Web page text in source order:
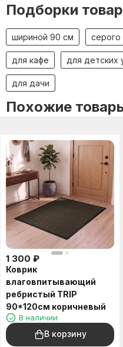
Подборки
шириной 90 см серого
для кафе для детских
для дачи
Похожие
1 300 ₽
Коврик
влаговпитывающий
ребристый TRIP
90*120см коричневый
В наличии
В корзину